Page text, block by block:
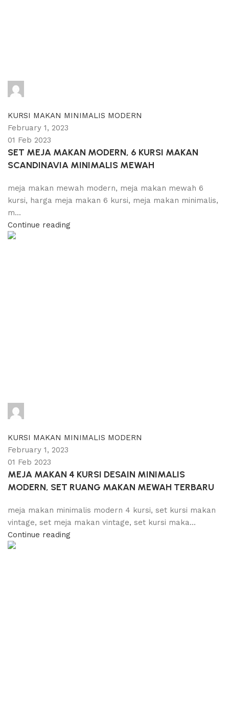
KURSI MAKAN MINIMALIS MODERN
February 1, 2023
01 Feb 2023
SET MEJA MAKAN MODERN, 6 KURSI MAKAN
SCANDINAVIA MINIMALIS MEWAH
meja makan mewah modern, meja makan mewah 6
kursi, harga meja makan 6 kursi, meja makan minimalis,
m...
Continue reading
KURSI MAKAN MINIMALIS MODERN
February 1, 2023
01 Feb 2023
MEJA MAKAN 4 KURSI DESAIN MINIMALIS
MODERN, SET RUANG MAKAN MEWAH TERBARU
meja makan minimalis modern 4 kursi, set kursi makan
vintage, set meja makan vintage, set kursi maka...
Continue reading